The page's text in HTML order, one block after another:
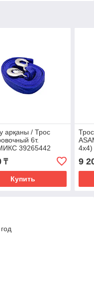
арқаны / Трос
6т.
39265442
₸
Купить
4x4)
9